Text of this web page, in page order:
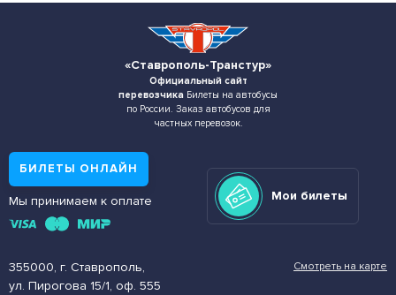
«Ставрополь-Транстур»
Официальный сайт
перевозчика Билеты на автобусы
по России. Заказ автобусов для
частных перевозок.
355000, г. Ставрополь,
ул. Пирогова 15/1, оф. 555
Смотреть на карте
БИЛЕТЫ ОНЛАЙН
Мы принимаем к оплате Мои билеты